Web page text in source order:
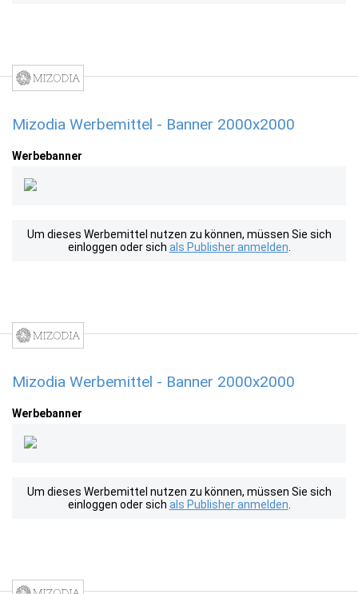
Mizodia Werbemittel - Banner 2000x2000
Werbebanner
Um dieses Werbemittel nutzen zu können, müssen Sie sich
einloggen oder sich als Publisher anmelden
Mizodia Werbemittel - Banner 2000x2000
Werbebanner
Um dieses Werbemittel nutzen zu können, müssen Sie sich
einloggen oder sich als Publisher anmelden